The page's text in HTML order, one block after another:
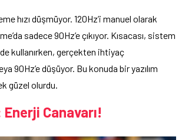
hızı düşmüyor. 120Hz’i manuel olarak
sadece 90Hz’e çıkıyor. Kısacası, sistem
kullanırken, gerçekten ihtiyaç
90Hz’e düşüyor. Bu konuda bir yazılım
güzel olurdu.
Canavarı!